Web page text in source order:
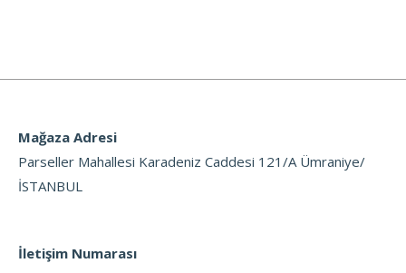
Mağaza Adresi
Parseller Mahallesi Karadeniz Caddesi 121/A Ümraniye/
İSTANBUL
İletişim Numarası